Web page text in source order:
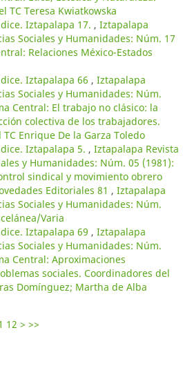
TC Teresa Kwiatkowska
Iztapalapa 17. , Iztapalapa
Sociales y Humanidades: Núm. 17
Relaciones México-Estados
Iztapalapa 66 , Iztapalapa
Sociales y Humanidades: Núm.
Central: El trabajo no clásico: la
colectiva de los trabajadores.
Enrique De la Garza Toledo
Iztapalapa 5. , Iztapalapa Revista
y Humanidades: Núm. 05 (1981):
sindical y movimiento obrero
Editoriales 81 , Iztapalapa
Sociales y Humanidades: Núm.
Varia
Iztapalapa 69 , Iztapalapa
Sociales y Humanidades: Núm.
Central: Aproximaciones
sociales. Coordinadores del
Domínguez; Martha de Alba
12 > >>